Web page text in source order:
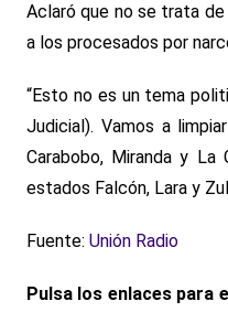
Aclaró que no se trata
a los procesados por
“Esto no es un tema
Judicial). Vamos a
Carabobo, Miranda y
estados Falcón, Lara y
Fuente: Unión Radio
Pulsa los enlaces para